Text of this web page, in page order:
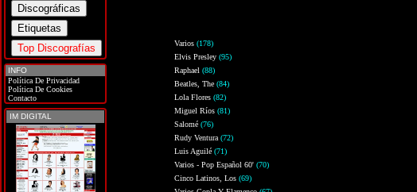
INFO
Política De Privacidad
Política De Cookies
Contacto
IM DIGITAL
Varios (178)
Elvis Presley (95)
Raphael (88)
Beatles, The (84)
Lola Flores (82)
Miguel Ríos (81)
Salomé (76)
Rudy Ventura (72)
Luis Aguilé (71)
Varios - Pop Español 60' (70)
Cinco Latinos, Los (69)